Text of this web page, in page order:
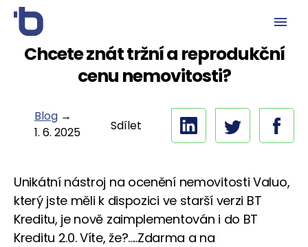
Chcete znát tržní a reprodukční
cenu nemovitosti?
Blog →
1. 6. 2025
Sdílet
Unikátní nástroj na ocenění nemovitosti Valuo,
který jste měli k dispozici ve starší verzi BT
Kreditu, je nově zaimplementován i do BT
Kreditu 2.0. Víte, že?.....Zdarma a na